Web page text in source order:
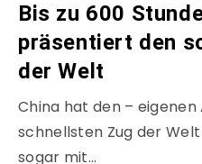
Bis zu 600
präsentiert den
der Welt
China hat den – eigenen
schnellsten Zug der
sogar mit…